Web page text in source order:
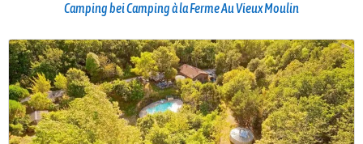
Camping bei Camping à la Ferme Au Vieux Moulin